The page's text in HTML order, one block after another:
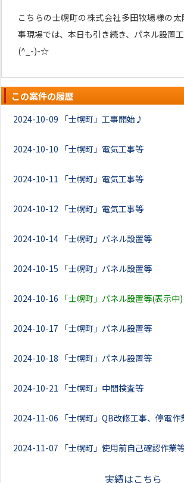
こちらの士幌町の株式会社多田牧場様の
事現場では、本日も引き続き、パネル設置
(^_-)-☆
この案件の履歴
2024-10-09 「士幌町」工事開始♪
2024-10-10 「士幌町」電気工事等
2024-10-11 「士幌町」電気工事等
2024-10-12 「士幌町」電気工事等
2024-10-14 「士幌町」パネル設置等
2024-10-15 「士幌町」パネル設置等
2024-10-16 「士幌町」パネル設置等(表示中)
2024-10-17 「士幌町」パネル設置等
2024-10-18 「士幌町」パネル設置等
2024-10-21 「士幌町」中間検査等
2024-11-06 「士幌町」QB改修工事、停電作
2024-11-07 「士幌町」使用前自己確認作業
実績はこちら